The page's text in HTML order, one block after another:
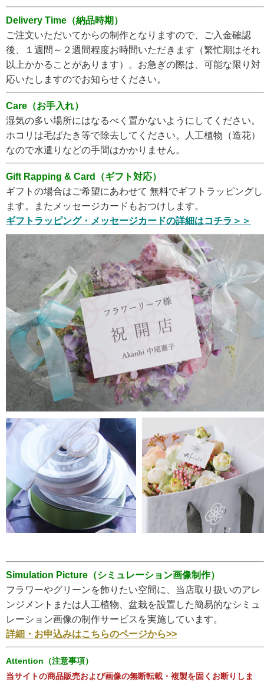
Delivery Time（納品時期）
ご注文いただいてからの制作となりますので、ご入金確認
後、１週間～２週間程度お時間いただきます（繁忙期はそれ
以上かかることがあります）。お急ぎの際は、可能な限り対
応いたしますのでお知らせください。
Care（お手入れ）
湿気の多い場所にはなるべく置かないようにしてください。
ホコリは毛ばたき等で除去してください。人工植物（造花）
なので水遣りなどの手間はかかりません。
Gift Rapping & Card（ギフト対応）
ギフトの場合はご希望にあわせて 無料でギフトラッピングし
ます。またメッセージカードもおつけします。
ギフトラッピング・メッセージカードの詳細はコチラ＞＞
Simulation Picture（シミュレーション画像制作）
フラワーやグリーンを飾りたい空間に、当店取り扱いのアレ
ンジメントまたは人工植物、盆栽を設置した簡易的なシミュ
レーション画像の制作サービスを実施しています。
詳細・お申込みはこちらのページから>>
Attention（注意事項）
当サイトの商品販売および画像の無断転載・複製を固くお断りしま